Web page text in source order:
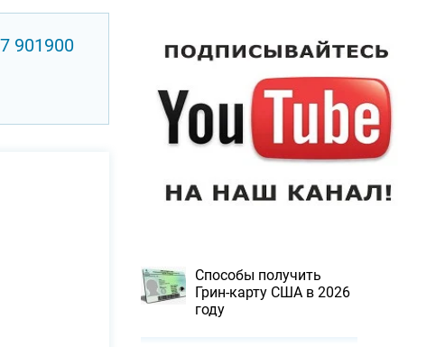
901900
Способы получить
Грин-карту США в 2026
году